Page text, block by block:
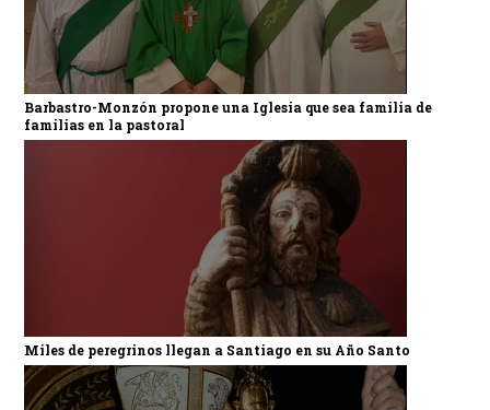
Barbastro-Monzón propone una Iglesia que sea familia de
familias en la pastoral
Miles de peregrinos llegan a Santiago en su Año Santo